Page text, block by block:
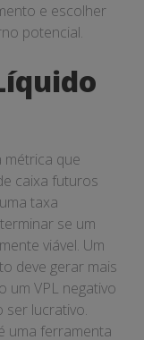
e escolher
potencial.
métrica que
caixa futuros
taxa
se um
viável. Um
deve gerar mais
um VPL negativo
ser lucrativo.
uma ferramenta